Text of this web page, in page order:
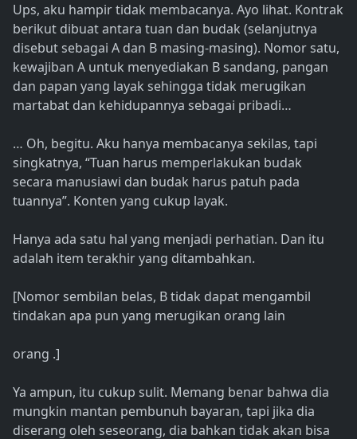
Ups, aku hampir tidak membacanya. Ayo lihat. Kontrak
berikut dibuat antara tuan dan budak (selanjutnya
disebut sebagai A dan B masing-masing). Nomor satu,
kewajiban A untuk menyediakan B sandang, pangan
dan papan yang layak sehingga tidak merugikan
martabat dan kehidupannya sebagai pribadi…
… Oh, begitu. Aku hanya membacanya sekilas, tapi
singkatnya, “Tuan harus memperlakukan budak
secara manusiawi dan budak harus patuh pada
tuannya”. Konten yang cukup layak.
Hanya ada satu hal yang menjadi perhatian. Dan itu
adalah item terakhir yang ditambahkan.
[Nomor sembilan belas, B tidak dapat mengambil
tindakan apa pun yang merugikan orang lain
orang .]
Ya ampun, itu cukup sulit. Memang benar bahwa dia
mungkin mantan pembunuh bayaran, tapi jika dia
diserang oleh seseorang, dia bahkan tidak akan bisa